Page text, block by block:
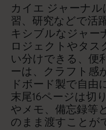
カイエ ジャーナ
習、研究などで活
キシブルなジャー
ロジェクトやタス
い分けできる、便
ーは、クラフト感
ドボード製で自由
末尾16ページは切
やメモ、備忘録等
のまま渡すことが